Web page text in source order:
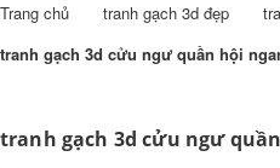
Trang chủ tranh gạch 3d đẹp
tranh gạch 3d cửu ngư quần hội
tranh gạch 3d cửu ngư